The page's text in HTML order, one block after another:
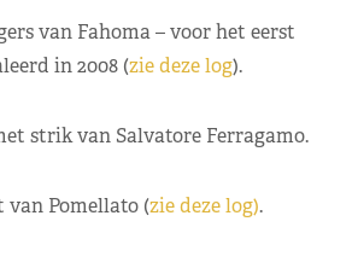
van Fahoma – voor het eerst
in 2008 (zie deze log).
strik van Salvatore Ferragamo.
van Pomellato (zie deze log).